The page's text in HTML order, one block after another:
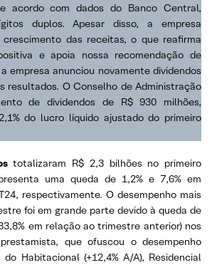
acordo com dados do Banco Central,
duplos. Apesar disso, a empresa
das receitas, o que reafirma
e apoia nossa recomendação de
empresa anunciou novamente dividendos
resultados. O Conselho de Administração
de dividendos de R$ 930 milhões,
do lucro líquido ajustado do primeiro
totalizaram R$ 2,3 bilhões no primeiro
uma queda de 1,2% e 7,6% em
respectivamente. O desempenho mais
foi em grande parte devido à queda de
em relação ao trimestre anterior) nos
que ofuscou o desempenho
Habitacional (+12,4% A/A), Residencial